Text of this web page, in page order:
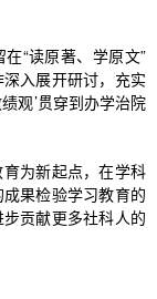
“读原著、学原文”
入展开研讨，充实
观’贯穿到办学治院
为新起点，在学科
果检验学习教育的
贡献更多社科人的